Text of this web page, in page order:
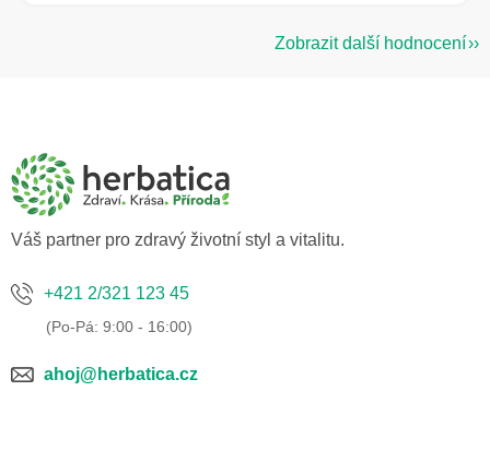
Zobrazit další hodnocení
a
Váš partner pro zdravý životní styl a vitalitu.
+421 2/321 123 45
ahoj@herbatica.cz